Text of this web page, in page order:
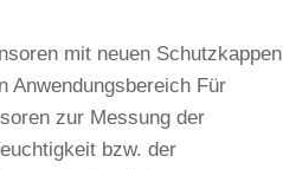
mit neuen Schutzkappen
Anwendungsbereich Für
zur Messung der
bzw. der